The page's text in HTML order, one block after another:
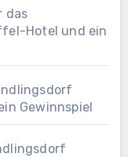
das
Hotel und ein
Gewinnspiel